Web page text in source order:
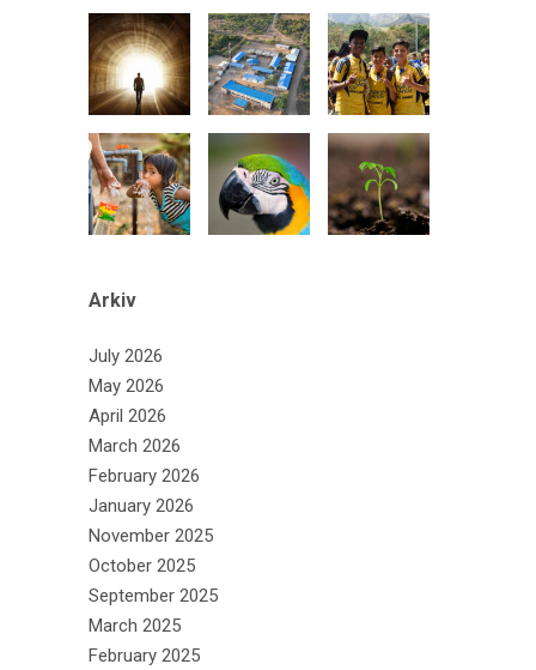
Arkiv
July 2026
May 2026
April 2026
March 2026
February 2026
January 2026
November 2025
October 2025
September 2025
March 2025
February 2025